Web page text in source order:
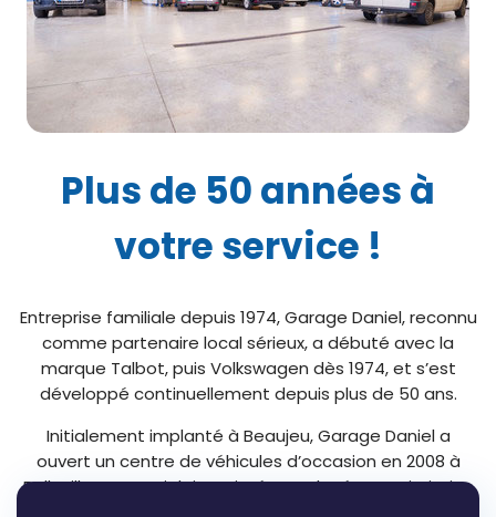
Plus de 50 années à
votre service !
Entreprise familiale depuis 1974, Garage Daniel, reconnu
comme partenaire local sérieux, a débuté avec la
marque Talbot, puis Volkswagen dès 1974, et s’est
développé continuellement depuis plus de 50 ans.
Initialement implanté à Beaujeu, Garage Daniel a
ouvert un centre de véhicules d’occasion en 2008 à
Belleville en Beaujolais en intégrant le réseau Distinxion